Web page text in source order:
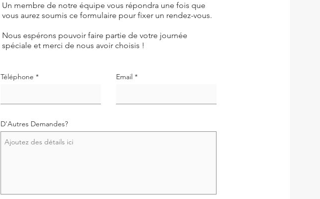
Un membre de notre équipe vous répondra une fois que
vous aurez soumis ce formulaire pour fixer un rendez-vous.
Nous espérons pouvoir faire partie de votre journée
spéciale et merci de nous avoir choisis !
Téléphone Email
D'Autres Demandes?